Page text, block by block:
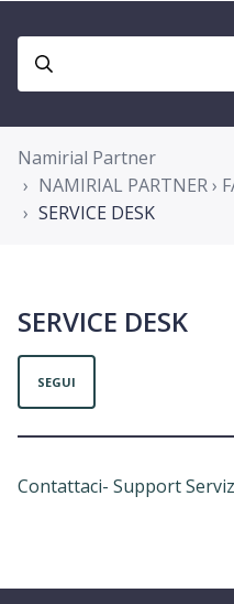
Namirial Partner
NAMIRIAL PARTNER ›
SERVICE DESK
SERVICE DESK
SEGUI
Contattaci- Support